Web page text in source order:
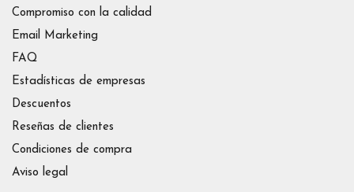
Compromiso con la calidad
Email Marketing
FAQ
Estadísticas de empresas
Descuentos
Reseñas de clientes
Condiciones de compra
Aviso legal